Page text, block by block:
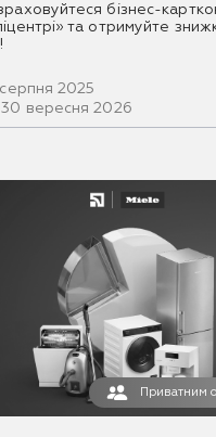
бізнес-
та отримуйте
серпня 2025
вересня 2026
Приватним